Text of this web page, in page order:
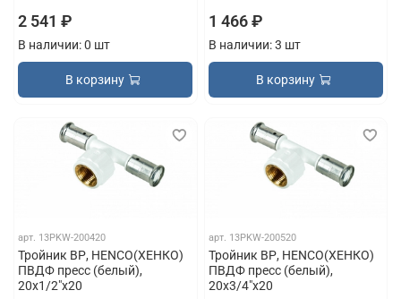
2 541 ₽
В наличии: 0 шт
В корзину
1 466 ₽
В наличии: 3 шт
В корзину
арт. 13PKW-200420
Тройник ВР, HENCO(ХЕНКО)
ПВДФ пресс (белый),
20x1/2"x20
арт. 13PKW-200520
Тройник ВР, HENCO(ХЕНКО)
ПВДФ пресс (белый),
20x3/4"x20